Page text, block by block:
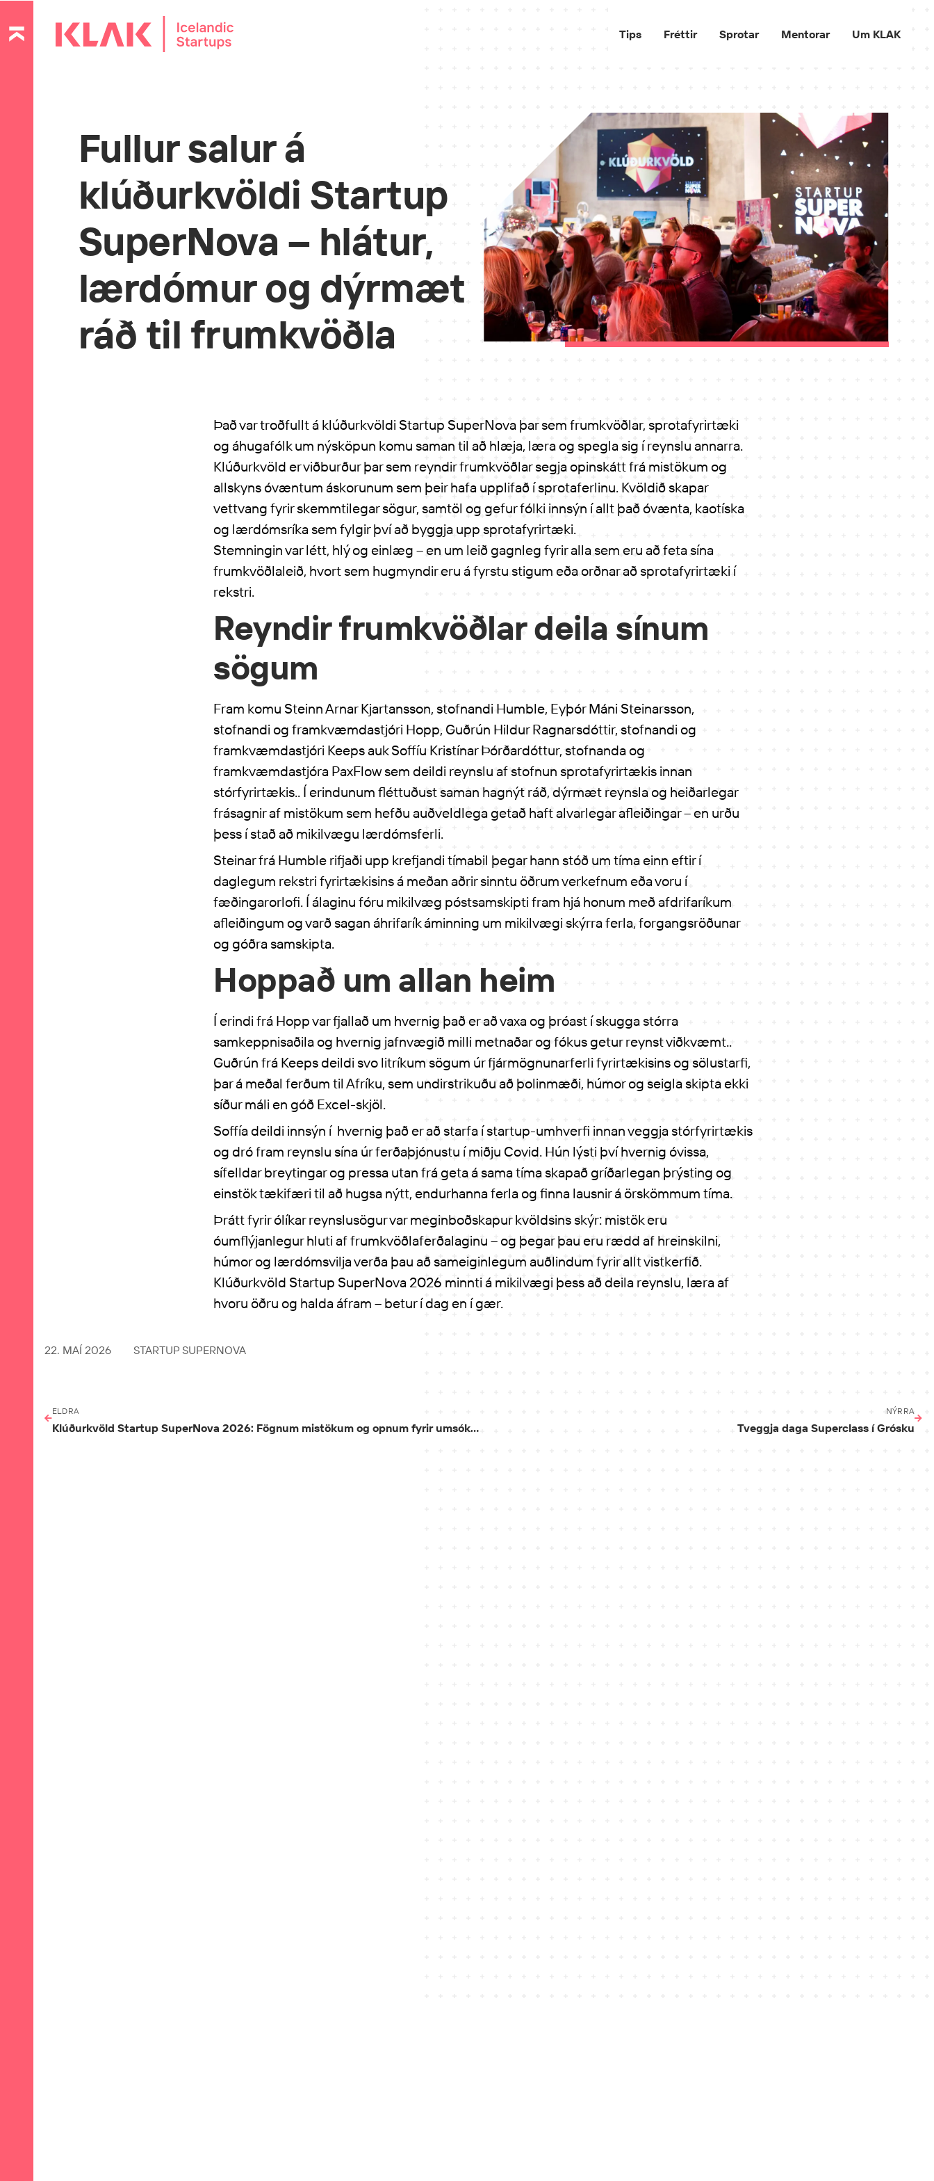
Tips Fréttir Sprotar Mentorar Um KLAK
Fullur salur á
klúðurkvöldi Startup
SuperNova – hlátur,
lærdómur og dýrmæt
ráð til frumkvöðla
Það var troðfullt á klúðurkvöldi Startup SuperNova þar sem frumkvöðlar, sprotafyrirtæki
og áhugafólk um nýsköpun komu saman til að hlæja, læra og spegla sig í reynslu annarra.
Klúðurkvöld er viðburður þar sem reyndir frumkvöðlar segja opinskátt frá mistökum og
allskyns óvæntum áskorunum sem þeir hafa upplifað í sprotaferlinu. Kvöldið skapar
vettvang fyrir skemmtilegar sögur, samtöl og gefur fólki innsýn í allt það óvænta, kaotíska
og lærdómsríka sem fylgir því að byggja upp sprotafyrirtæki.
Stemningin var létt, hlý og einlæg – en um leið gagnleg fyrir alla sem eru að feta sína
frumkvöðlaleið, hvort sem hugmyndir eru á fyrstu stigum eða orðnar að sprotafyrirtæki í
rekstri.
Reyndir frumkvöðlar deila sínum
sögum
Fram komu Steinn Arnar Kjartansson, stofnandi Humble, Eyþór Máni Steinarsson,
stofnandi og framkvæmdastjóri Hopp, Guðrún Hildur Ragnarsdóttir, stofnandi og
framkvæmdastjóri Keeps auk Soffíu Kristínar Þórðardóttur, stofnanda og
framkvæmdastjóra PaxFlow sem deildi reynslu af stofnun sprotafyrirtækis innan
stórfyrirtækis.. Í erindunum fléttuðust saman hagnýt ráð, dýrmæt reynsla og heiðarlegar
frásagnir af mistökum sem hefðu auðveldlega getað haft alvarlegar afleiðingar – en urðu
þess í stað að mikilvægu lærdómsferli.
Steinar frá Humble rifjaði upp krefjandi tímabil þegar hann stóð um tíma einn eftir í
daglegum rekstri fyrirtækisins á meðan aðrir sinntu öðrum verkefnum eða voru í
fæðingarorlofi. Í álaginu fóru mikilvæg póstsamskipti fram hjá honum með afdrifaríkum
afleiðingum og varð sagan áhrifarík áminning um mikilvægi skýrra ferla, forgangsröðunar
og góðra samskipta.
Hoppað um allan heim
Í erindi frá Hopp var fjallað um hvernig það er að vaxa og þróast í skugga stórra
samkeppnisaðila og hvernig jafnvægið milli metnaðar og fókus getur reynst viðkvæmt..
Guðrún frá Keeps deildi svo litríkum sögum úr fjármögnunarferli fyrirtækisins og sölustarfi,
þar á meðal ferðum til Afríku, sem undirstrikuðu að þolinmæði, húmor og seigla skipta ekki
síður máli en góð Excel-skjöl.
Soffía deildi innsýn í hvernig það er að starfa í startup-umhverfi innan veggja stórfyrirtækis
og dró fram reynslu sína úr ferðaþjónustu í miðju Covid. Hún lýsti því hvernig óvissa,
sífelldar breytingar og pressa utan frá geta á sama tíma skapað gríðarlegan þrýsting og
einstök tækifæri til að hugsa nýtt, endurhanna ferla og finna lausnir á örskömmum tíma.
Þrátt fyrir ólíkar reynslusögur var meginboðskapur kvöldsins skýr: mistök eru
óumflýjanlegur hluti af frumkvöðlaferðalaginu – og þegar þau eru rædd af hreinskilni,
húmor og lærdómsvilja verða þau að sameiginlegum auðlindum fyrir allt vistkerfið.
Klúðurkvöld Startup SuperNova 2026 minnti á mikilvægi þess að deila reynslu, læra af
hvoru öðru og halda áfram – betur í dag en í gær.
22. MAÍ 2026 STARTUP SUPERNOVA
ELDRA
Klúðurkvöld Startup SuperNova 2026: Fögnum mistökum og opnum fyrir umsóknir í hraðalinn
NÝRRA
Tveggja daga Superclass í Grósku